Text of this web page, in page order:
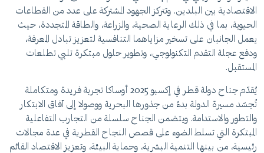
الاقتصادية بين البلدين. وتتركز الجهود المشتركة على عدد من القطاعات
الحيوية، بما في ذلك الرعاية الصحية، والزراعة، والطاقة المتجددة، حيث
يعمل الجانبان على تسخير مزاياهما التنافسية لتعزيز تبادل المعرفة،
ودفع عجلة التقدم التكنولوجي، وتطوير حلول مبتكرة تلبي تطلعات
المستقبل.
يُقدّم جناح دولة قطر في إكسبو 2025 أوساكا تجربة فريدة ومتكاملة
تُجسّد مسيرة الدولة بدءً من جذورها البحرية ووصولا إلى آفاق الابتكار
والتطور والاستدامة. ويتضمن الجناح سلسلة من التجارب التفاعلية
المبتكرة التي تسلط الضوء على قصص النجاح القطرية في عدة مجالات
رئيسية، من بينها التنمية البشرية، وحماية البيئة، وتعزيز الاقتصاد القائم